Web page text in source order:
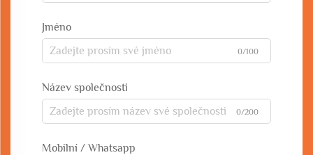
Jméno
0/100
Název společnosti
0/200
Mobilní / Whatsapp